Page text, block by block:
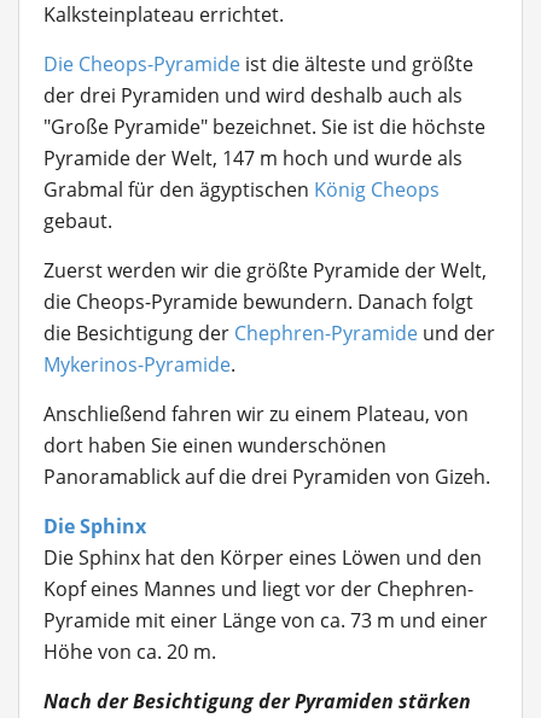
Kalksteinplateau errichtet.
Die Cheops-Pyramide ist die älteste und größte
der drei Pyramiden und wird deshalb auch als
"Große Pyramide" bezeichnet. Sie ist die höchste
Pyramide der Welt, 147 m hoch und wurde als
Grabmal für den ägyptischen König Cheops
gebaut.
Zuerst werden wir die größte Pyramide der Welt,
die Cheops-Pyramide bewundern. Danach folgt
die Besichtigung der Chephren-Pyramide und der
Mykerinos-Pyramide.
Anschließend fahren wir zu einem Plateau, von
dort haben Sie einen wunderschönen
Panoramablick auf die drei Pyramiden von Gizeh.
Die Sphinx
Die Sphinx hat den Körper eines Löwen und den
Kopf eines Mannes und liegt vor der Chephren-
Pyramide mit einer Länge von ca. 73 m und einer
Höhe von ca. 20 m.
Nach der Besichtigung der Pyramiden stärken